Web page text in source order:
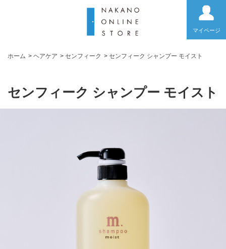
マイページ
ホーム > ヘアケア > センフィーク > センフィーク シャンプー モイスト
センフィーク シャンプー モイスト